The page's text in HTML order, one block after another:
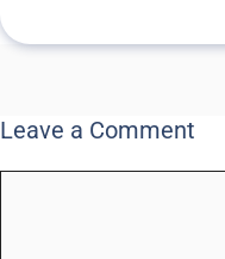
Leave a Comment